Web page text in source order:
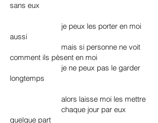
sans eux
je peux les porter en moi
aussi
mais si personne ne voit
comment ils pèsent en moi
je ne peux pas le garder
longtemps
alors laisse moi les mettre
chaque jour par eux
quelque part